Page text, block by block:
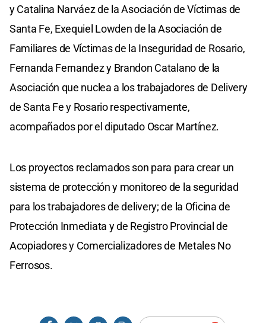
y Catalina Narváez de la Asociación de Víctimas de
Santa Fe, Exequiel Lowden de la Asociación de
Familiares de Víctimas de la Inseguridad de Rosario,
Fernanda Fernandez y Brandon Catalano de la
Asociación que nuclea a los trabajadores de Delivery
de Santa Fe y Rosario respectivamente,
acompañados por el diputado Oscar Martínez.
Los proyectos reclamados son para para crear un
sistema de protección y monitoreo de la seguridad
para los trabajadores de delivery; de la Oficina de
Protección Inmediata y de Registro Provincial de
Acopiadores y Comercializadores de Metales No
Ferrosos.